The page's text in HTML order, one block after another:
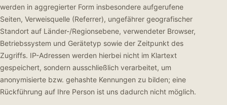
werden in aggregierter Form insbesondere aufgerufene
Seiten, Verweisquelle (Referrer), ungefährer geografischer
Standort auf Länder-/Regionsebene, verwendeter Browser,
Betriebssystem und Gerätetyp sowie der Zeitpunkt des
Zugriffs. IP-Adressen werden hierbei nicht im Klartext
gespeichert, sondern ausschließlich verarbeitet, um
anonymisierte bzw. gehashte Kennungen zu bilden; eine
Rückführung auf Ihre Person ist uns dadurch nicht möglich.